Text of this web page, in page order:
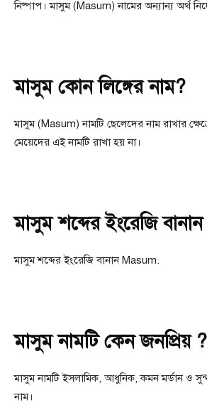
নিষ্পাপ। মাসুম (Masum) নামের অন্যান্য অর্থ
মাসুম কোন লিঙ্গের নাম?
মাসুম (Masum) নামটি ছেলেদের নাম রাখার
মেয়েদের এই নামটি রাখা হয় না।
মাসুম শব্দের ইংরেজি বানান
মাসুম শব্দের ইংরেজি বানান Masum.
মাসুম নামটি কেন জনপ্রিয় ?
মাসুম নামটি ইসলামিক, আধুনিক, কমন মর্ডান ও
নাম।